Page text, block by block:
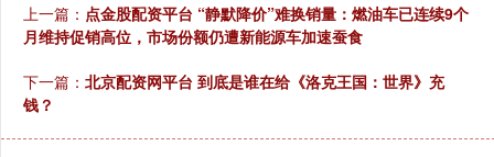
上一篇： 点金股配资平台 “静默降价”难换销量：燃油车已连续9个
月维持促销高位，市场份额仍遭新能源车加速蚕食
下一篇： 北京配资网平台 到底是谁在给《洛克王国：世界》充
钱？